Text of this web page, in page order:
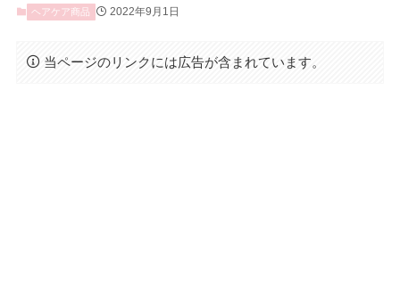
ヘアケア商品 2022年9月1日
当ページのリンクには広告が含まれています。